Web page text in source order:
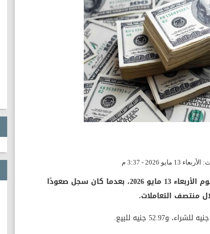
قلص الدولار مكاسبه بنهاية تعاملات اليوم الأربعاء 13 مايو 2026، بعدما كان سجل صعودًا